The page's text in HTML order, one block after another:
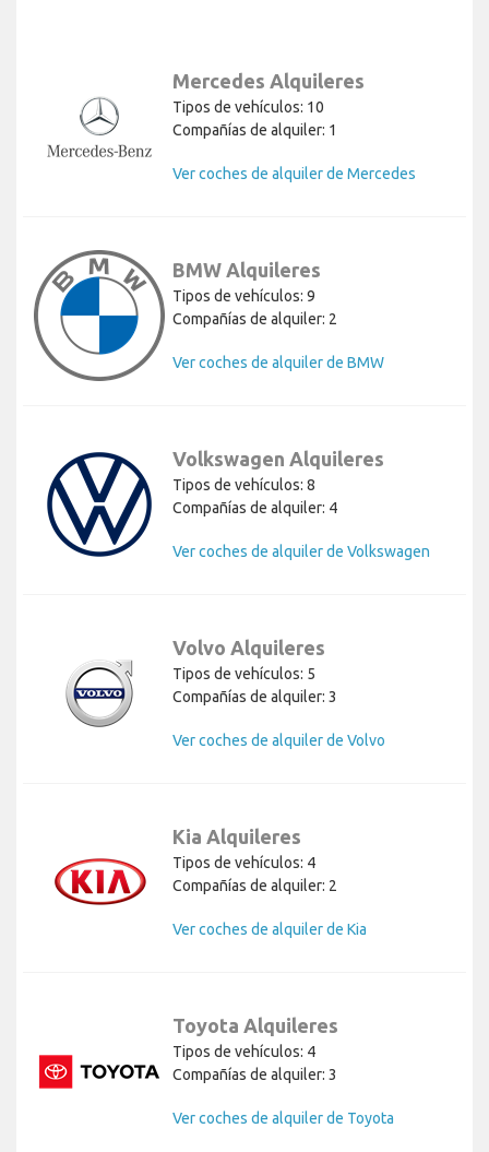
Mercedes Alquileres
Tipos de vehículos: 10
Compañías de alquiler: 1
Ver coches de alquiler de Mercedes
BMW Alquileres
Tipos de vehículos: 9
Compañías de alquiler: 2
Ver coches de alquiler de BMW
Volkswagen Alquileres
Tipos de vehículos: 8
Compañías de alquiler: 4
Ver coches de alquiler de Volkswagen
Volvo Alquileres
Tipos de vehículos: 5
Compañías de alquiler: 3
Ver coches de alquiler de Volvo
Kia Alquileres
Tipos de vehículos: 4
Compañías de alquiler: 2
Ver coches de alquiler de Kia
Toyota Alquileres
Tipos de vehículos: 4
Compañías de alquiler: 3
Ver coches de alquiler de Toyota